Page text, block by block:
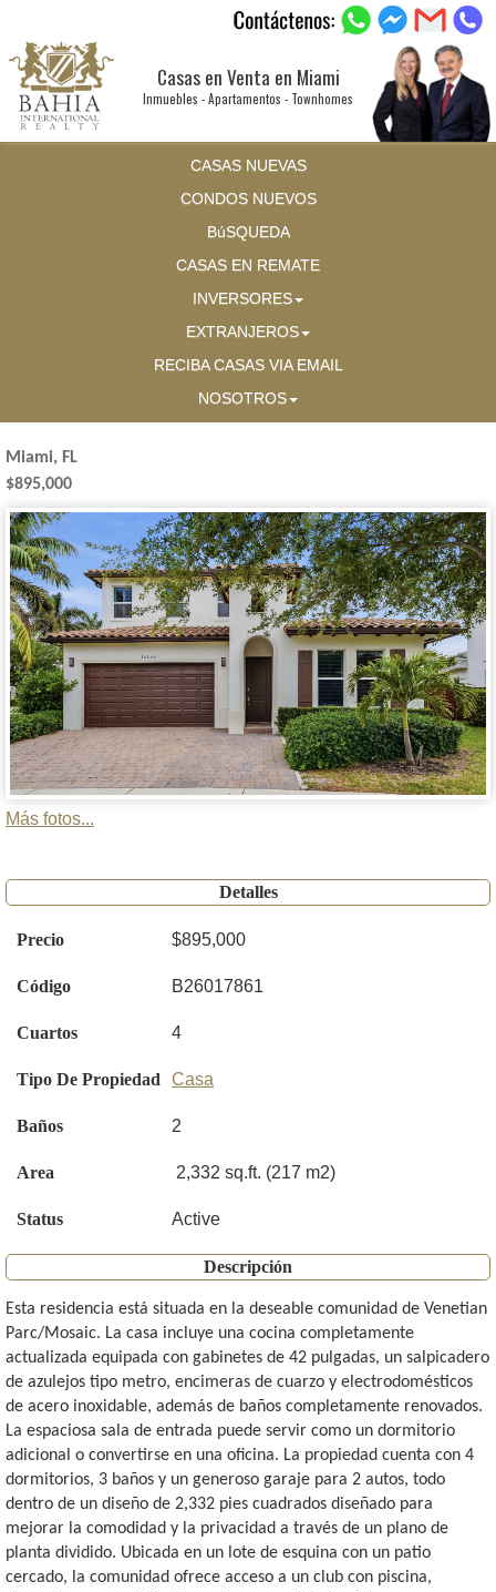
Casas en Venta en Miami
Inmuebles - Apartamentos - Townhomes
CASAS NUEVAS
CONDOS NUEVOS
BúSQUEDA
CASAS EN REMATE
INVERSORES
EXTRANJEROS
RECIBA CASAS VIA EMAIL
NOSOTROS
Miami, FL
$895,000
Más fotos...
Detalles
Precio $895,000
Código B26017861
Cuartos 4
Tipo De Propiedad Casa
Baños 2
Area 2,332 sq.ft. (217 m2)
Status Active
Descripción
Esta residencia está situada en la deseable comunidad de Venetian
Parc/Mosaic. La casa incluye una cocina completamente
actualizada equipada con gabinetes de 42 pulgadas, un salpicadero
de azulejos tipo metro, encimeras de cuarzo y electrodomésticos
de acero inoxidable, además de baños completamente renovados.
La espaciosa sala de entrada puede servir como un dormitorio
adicional o convertirse en una oficina. La propiedad cuenta con 4
dormitorios, 3 baños y un generoso garaje para 2 autos, todo
dentro de un diseño de 2,332 pies cuadrados diseñado para
mejorar la comodidad y la privacidad a través de un plano de
planta dividido. Ubicada en un lote de esquina con un patio
cercado, la comunidad ofrece acceso a un club con piscina,